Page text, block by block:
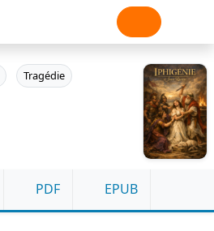
Tragédie
PDF EPUB